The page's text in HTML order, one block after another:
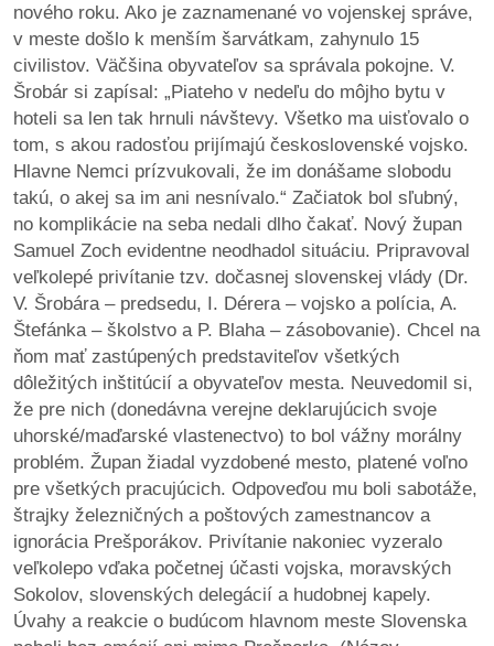
nového roku. Ako je zaznamenané vo vojenskej správe,
v meste došlo k menším šarvátkam, zahynulo 15
civilistov. Väčšina obyvateľov sa správala pokojne. V.
Šrobár si zapísal: „Piateho v nedeľu do môjho bytu v
hoteli sa len tak hrnuli návštevy. Všetko ma uisťovalo o
tom, s akou radosťou prijímajú československé vojsko.
Hlavne Nemci prízvukovali, že im donášame slobodu
takú, o akej sa im ani nesnívalo.“ Začiatok bol sľubný,
no komplikácie na seba nedali dlho čakať. Nový župan
Samuel Zoch evidentne neodhadol situáciu. Pripravoval
veľkolepé privítanie tzv. dočasnej slovenskej vlády (Dr.
V. Šrobára – predsedu, I. Dérera – vojsko a polícia, A.
Štefánka – školstvo a P. Blaha – zásobovanie). Chcel na
ňom mať zastúpených predstaviteľov všetkých
dôležitých inštitúcií a obyvateľov mesta. Neuvedomil si,
že pre nich (donedávna verejne deklarujúcich svoje
uhorské/maďarské vlastenectvo) to bol vážny morálny
problém. Župan žiadal vyzdobené mesto, platené voľno
pre všetkých pracujúcich. Odpoveďou mu boli sabotáže,
štrajky železničných a poštových zamestnancov a
ignorácia Prešporákov. Privítanie nakoniec vyzeralo
veľkolepo vďaka početnej účasti vojska, moravských
Sokolov, slovenských delegácií a hudobnej kapely.
Úvahy a reakcie o budúcom hlavnom meste Slovenska